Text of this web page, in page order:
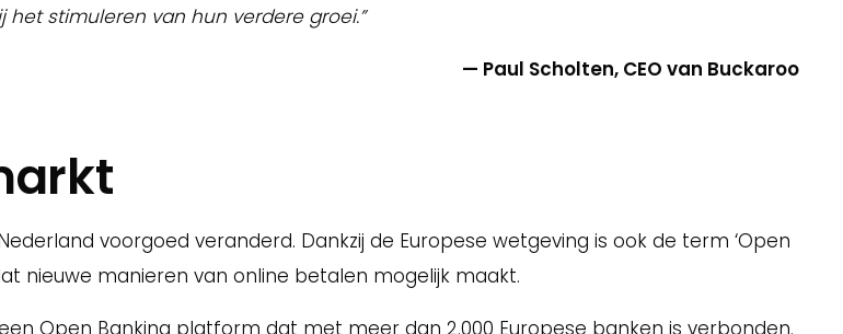
het stimuleren van hun verdere groei.”
— Paul Scholten, CEO van Buckaroo
voorgoed veranderd. Dankzij de Europese wetgeving is ook de term ‘Open
nieuwe manieren van online betalen mogelijk maakt.
Open Banking platform dat met meer dan 2.000 Europese banken is verbonden.